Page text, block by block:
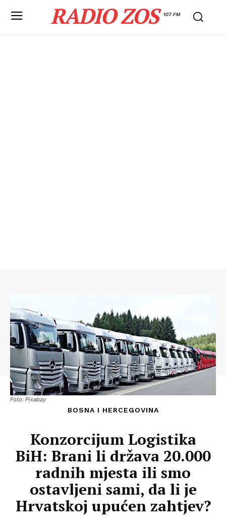
RADIO ZOS 107 FM
Foto: Pixabay
BOSNA I HERCEGOVINA
Konzorcijum Logistika
BiH: Brani li država 20.000
radnih mjesta ili smo
ostavljeni sami, da li je
Hrvatskoj upućen zahtjev?